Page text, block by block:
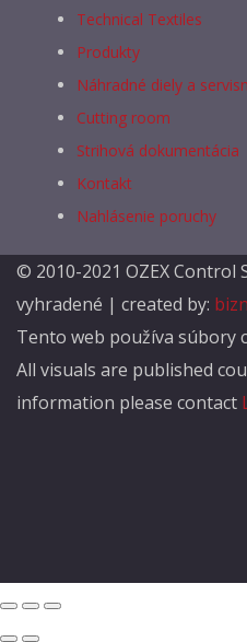
Technical Textiles
Produkty
Náhradné diely a
Cutting room
Strihová dokumentácia
Kontakt
Nahlásenie poruchy
© 2010-2021 OZEX Control
vyhradené | created by:
Tento web používa súbory
All visuals are published
information please contact